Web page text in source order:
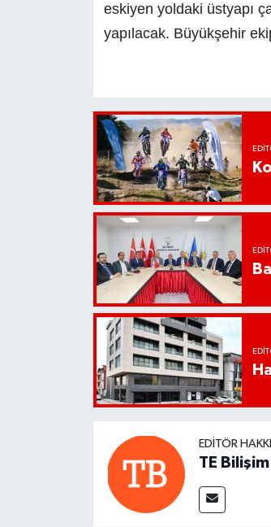
eskiyen yoldaki üstyapı
yapılacak. Büyükşehir
EDITÖR
TE Bilişim